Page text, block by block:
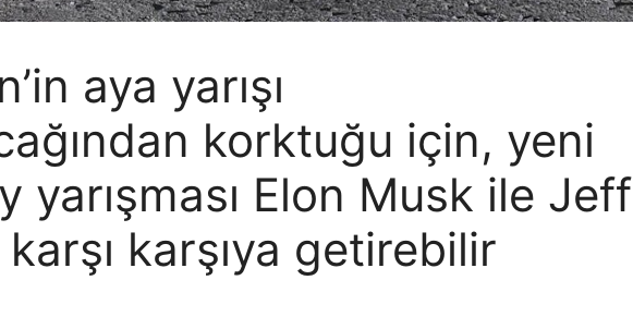
aya yarışı
korktuğu için, yeni
yarışması Elon Musk ile Jeff
karşı karşıya getirebilir